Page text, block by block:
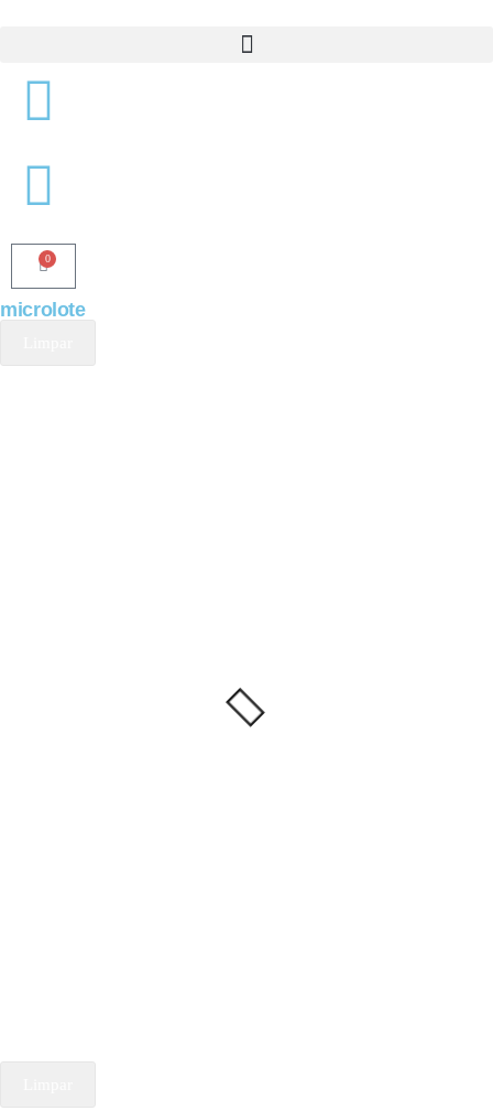
0
microlote